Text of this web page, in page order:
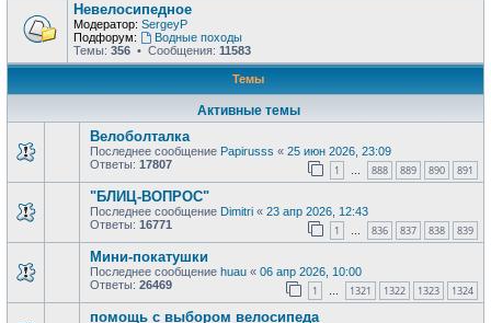
Невелосипедное
Модератор: SergeyP
Подфорум:
Водные походы
Темы: 356 • Сообщения: 11583
Темы
Активные темы
Велоболталка
Последнее сообщение Papirusss « 25 июн 2026, 23:09
Ответы: 17807 1 … 888 889 890 891
"БЛИЦ-ВОПРОС"
Последнее сообщение Dimitri « 23 апр 2026, 12:43
Ответы: 16771 1 … 836 837 838 839
Мини-покатушки
Последнее сообщение huau « 06 апр 2026, 10:00
Ответы: 26469 1 … 1321 1322 1323 1324
помощь с выбором велосипеда